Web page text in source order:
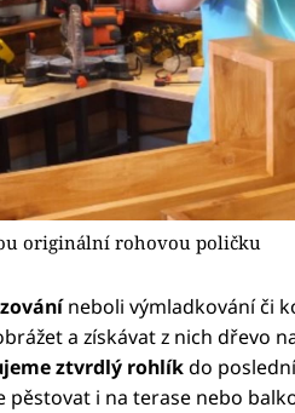
originální rohovou poličku
neboli výmladkování či
a získávat z nich dřevo
ztvrdlý rohlíkdo
pěstovat i na terase nebo